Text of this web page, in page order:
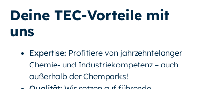
Deine TEC-Vorteile mit
uns
Expertise: Profitiere von jahrzehntelanger
Chemie- und Industriekompetenz – auch
außerhalb der Chemparks!